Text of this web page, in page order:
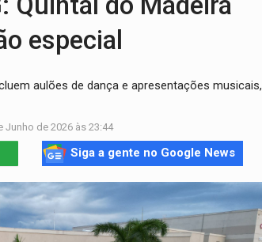
especial
aulões de dança e apresentações musicais,
Junho de 2026 às 23:44
Siga a gente no Google News